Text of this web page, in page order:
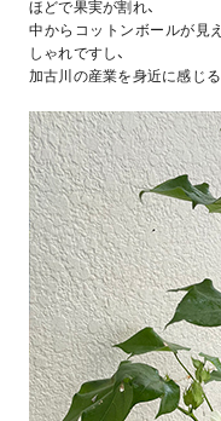
ほどで果実が割れ、
中からコットンボールが見
しゃれですし、
加古川の産業を身近に感じる